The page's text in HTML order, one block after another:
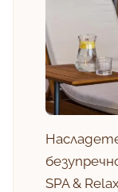
SPA &